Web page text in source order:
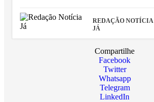
REDAÇÃO NOTÍCIA
JÁ
Compartilhe
Facebook
Twitter
Whatsapp
Telegram
LinkedIn